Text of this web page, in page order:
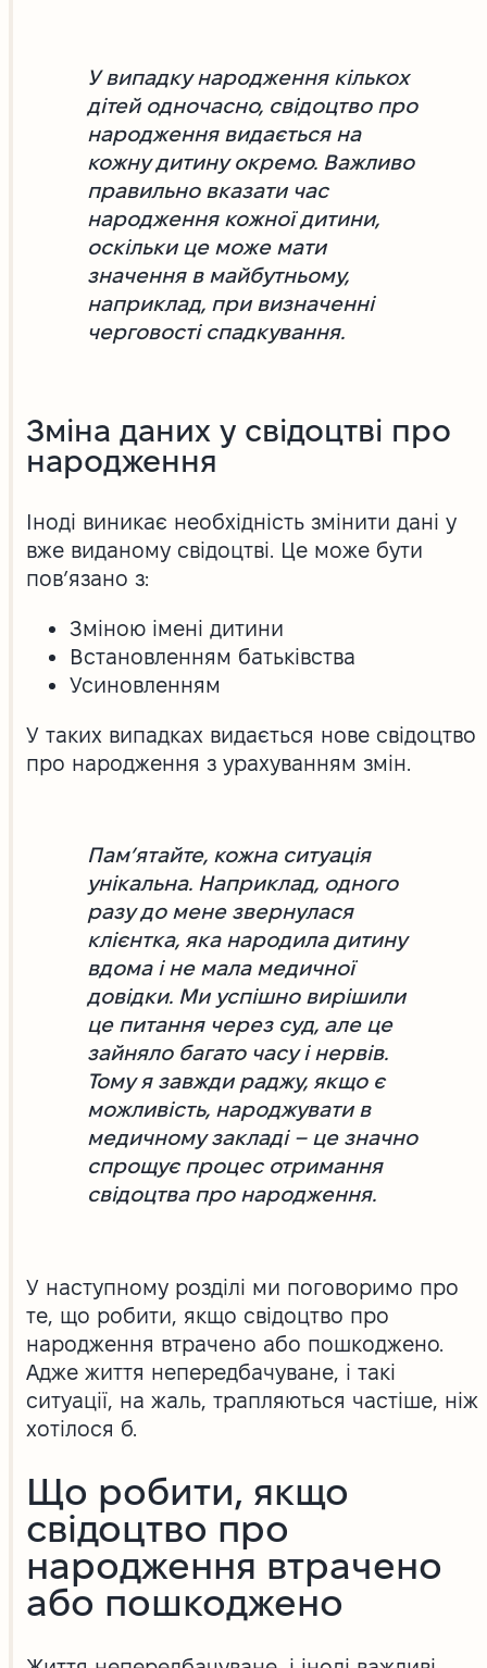
У випадку народження кількох
дітей одночасно, свідоцтво про
народження видається на
кожну дитину окремо. Важливо
правильно вказати час
народження кожної дитини,
оскільки це може мати
значення в майбутньому,
наприклад, при визначенні
черговості спадкування.
Зміна даних у свідоцтві про
народження
Іноді виникає необхідність змінити дані у
вже виданому свідоцтві. Це може бути
пов’язано з:
Зміною імені дитини
Встановленням батьківства
Усиновленням
У таких випадках видається нове свідоцтво
про народження з урахуванням змін.
Пам’ятайте, кожна ситуація
унікальна. Наприклад, одного
разу до мене звернулася
клієнтка, яка народила дитину
вдома і не мала медичної
довідки. Ми успішно вирішили
це питання через суд, але це
зайняло багато часу і нервів.
Тому я завжди раджу, якщо є
можливість, народжувати в
медичному закладі – це значно
спрощує процес отримання
свідоцтва про народження.
У наступному розділі ми поговоримо про
те, що робити, якщо свідоцтво про
народження втрачено або пошкоджено.
Адже життя непередбачуване, і такі
ситуації, на жаль, трапляються частіше, ніж
хотілося б.
Що робити, якщо
свідоцтво про
народження втрачено
або пошкоджено